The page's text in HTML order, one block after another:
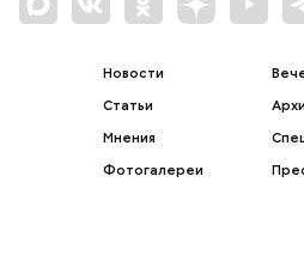
Новости
Статьи
Мнения
Фотогалереи